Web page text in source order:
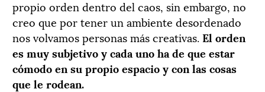
propio orden dentro del caos, sin embargo, no
creo que por tener un ambiente desordenado
nos volvamos personas más creativas.El orden
es muy subjetivo y cada uno ha de que estar
cómodo en su propio espacio y con las cosas
que le rodean.